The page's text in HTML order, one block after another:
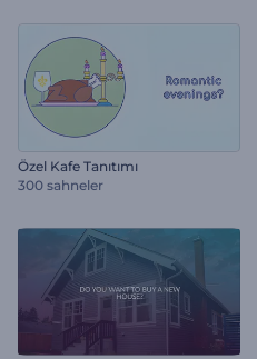
Özel Kafe Tanıtımı
300 sahneler